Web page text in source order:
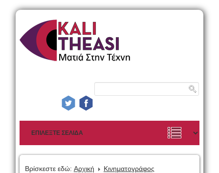
Βρίσκεστε εδώ: Αρχική Κινηματογράφος